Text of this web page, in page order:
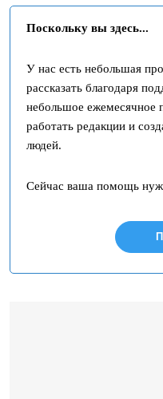
Поскольку вы здесь...
У нас есть небольшая
рассказать благодаря
небольшое ежемесячное
работать редакции и
людей.
Сейчас ваша помощь